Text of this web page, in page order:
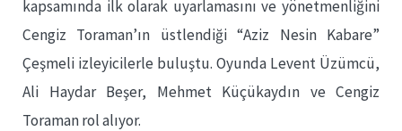
kapsamında ilk olarak uyarlamasını ve yönetmenliğini
Cengiz Toraman’ın üstlendiği “Aziz Nesin Kabare”
Çeşmeli izleyicilerle buluştu. Oyunda Levent Üzümcü,
Ali Haydar Beşer, Mehmet Küçükaydın ve Cengiz
Toraman rol alıyor.